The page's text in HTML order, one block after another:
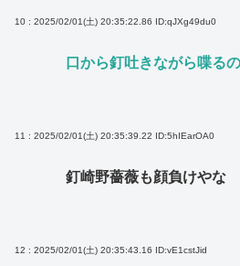
10 : 2025/02/01(土) 20:35:22.86 ID:qJXg49du0
口から釘吐きながら喋る
11 : 2025/02/01(土) 20:35:39.22 ID:5hIEarOA0
釘崎野薔薇も顔負けやな
12 : 2025/02/01(土) 20:35:43.16 ID:vE1cstJid